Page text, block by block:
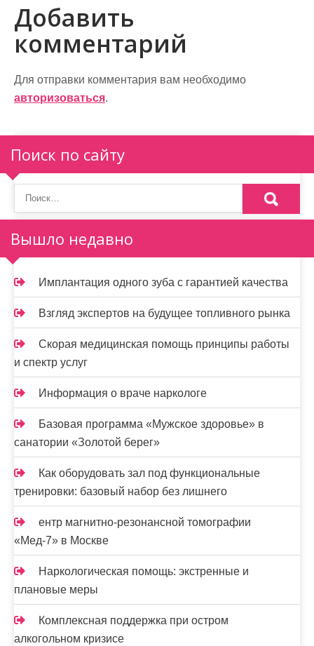
и
г
а
ц
я
п
о
з
а
п
и
с
я
м
Добавить
комментарий
Для отправки комментария вам необходимо
авторизоваться.
Поиск по сайту
Вышло недавно
Имплантация одного зуба с гарантией качества
Взгляд экспертов на будущее топливного рынка
Скорая медицинская помощь принципы работы
и спектр услуг
Информация о враче наркологе
Базовая программа «Мужское здоровье» в
санатории «Золотой берег»
Как оборудовать зал под функциональные
тренировки: базовый набор без лишнего
ентр магнитно-резонансной томографии
«Мед-7» в Москве
Наркологическая помощь: экстренные и
плановые меры
Комплексная поддержка при остром
алкогольном кризисе